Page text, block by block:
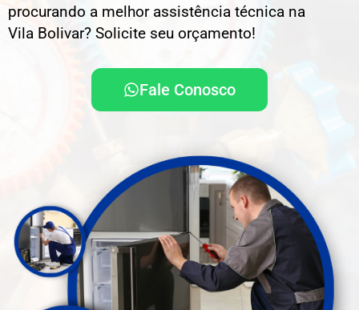
procurando a melhor assistência técnica na
Vila Bolivar? Solicite seu orçamento!
Fale Conosco